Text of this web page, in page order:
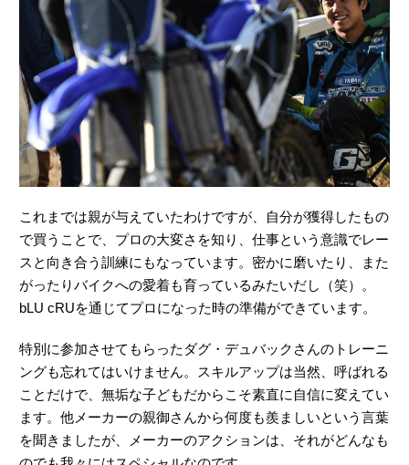
これまでは親が与えていたわけですが、自分が獲得したもの
で買うことで、プロの大変さを知り、仕事という意識でレー
スと向き合う訓練にもなっています。密かに磨いたり、また
がったりバイクへの愛着も育っているみたいだし（笑）。
bLU cRUを通じてプロになった時の準備ができています。
特別に参加させてもらったダグ・デュバックさんのトレーニ
ングも忘れてはいけません。スキルアップは当然、呼ばれる
ことだけで、無垢な子どもだからこそ素直に自信に変えてい
ます。他メーカーの親御さんから何度も羨ましいという言葉
を聞きましたが、メーカーのアクションは、それがどんなも